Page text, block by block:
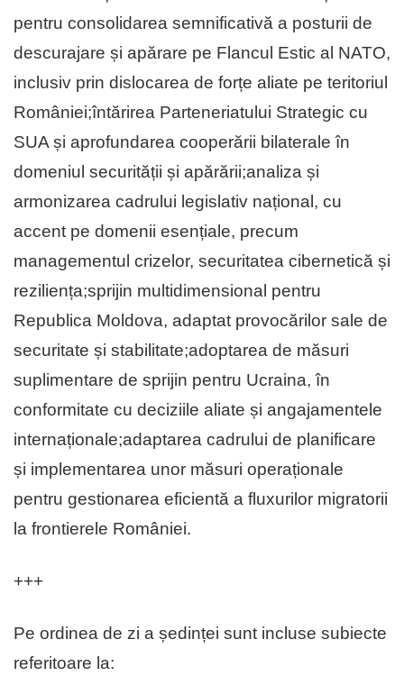
pentru consolidarea semnificativă a posturii de
descurajare și apărare pe Flancul Estic al NATO,
inclusiv prin dislocarea de forțe aliate pe teritoriul
României;întărirea Parteneriatului Strategic cu
SUA și aprofundarea cooperării bilaterale în
domeniul securității și apărării;analiza și
armonizarea cadrului legislativ național, cu
accent pe domenii esențiale, precum
managementul crizelor, securitatea cibernetică și
reziliența;sprijin multidimensional pentru
Republica Moldova, adaptat provocărilor sale de
securitate și stabilitate;adoptarea de măsuri
suplimentare de sprijin pentru Ucraina, în
conformitate cu deciziile aliate și angajamentele
internaționale;adaptarea cadrului de planificare
și implementarea unor măsuri operaționale
pentru gestionarea eficientă a fluxurilor migratorii
la frontierele României.
+++
Pe ordinea de zi a ședinței sunt incluse subiecte
referitoare la: